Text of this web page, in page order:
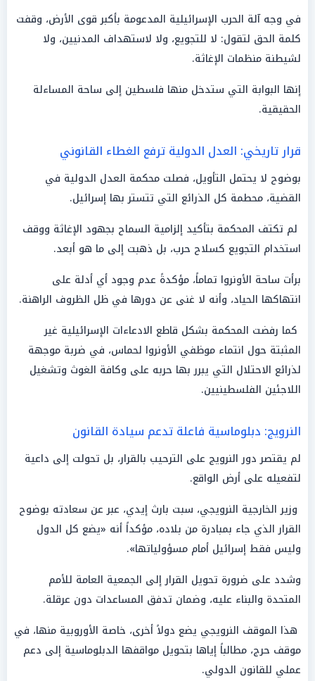
في وجه آلة الحرب الإسرائيلية المدعومة بأكبر قوى الأرض، وقفت
كلمة الحق لتقول: لا للتجويع، ولا لاستهداف المدنيين، ولا
لشيطنة منظمات الإغاثة.
إنها البوابة التي ستدخل منها فلسطين إلى ساحة المساءلة
الحقيقية.
قرار تاريخي: العدل الدولية ترفع الغطاء القانوني
بوضوح لا يحتمل التأويل، فصلت محكمة العدل الدولية في
القضية، محطمة كل الذرائع التي تتستر بها إسرائيل.
لم تكتف المحكمة بتأكيد إلزامية السماح بجهود الإغاثة ووقف
استخدام التجويع كسلاح حرب، بل ذهبت إلى ما هو أبعد.
برأت ساحة الأونروا تماماً، مؤكدةً عدم وجود أي أدلة على
انتهاكها الحياد، وأنه لا غنى عن دورها في ظل الظروف الراهنة.
كما رفضت المحكمة بشكل قاطع الادعاءات الإسرائيلية غير
المثبتة حول انتماء موظفي الأونروا لحماس، في ضربة موجهة
لذرائع الاحتلال التي يبرر بها حربه على وكافة الغوث وتشغيل
اللاجئين الفلسطينيين.
النرويج: دبلوماسية فاعلة تدعم سيادة القانون
لم يقتصر دور النرويج على الترحيب بالقرار، بل تحولت إلى داعية
لتفعيله على أرض الواقع.
وزير الخارجية النرويجي، سبت بارث إيدي، عبر عن سعادته بوضوح
القرار الذي جاء بمبادرة من بلاده، مؤكداً أنه «يضع كل الدول
وليس فقط إسرائيل أمام مسؤولياتها».
وشدد على ضرورة تحويل القرار إلى الجمعية العامة للأمم
المتحدة والبناء عليه، وضمان تدفق المساعدات دون عرقلة.
هذا الموقف النرويجي يضع دولاً أخرى، خاصة الأوروبية منها، في
موقف حرج، مطالباً إياها بتحويل مواقفها الدبلوماسية إلى دعم
عملي للقانون الدولي.